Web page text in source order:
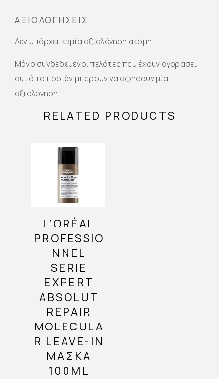
ΑΞΙΟΛΟΓΉΣΕΙΣ
Δεν υπάρχει καμία αξιολόγηση ακόμη.
Μόνο συνδεδεμένοι πελάτες που έχουν αγοράσει
αυτό το προϊόν μπορούν να αφήσουν μία
αξιολόγηση.
RELATED PRODUCTS
L’ORÉAL
PROFESSIO
NNEL
SERIE
EXPERT
ABSOLUT
REPAIR
MOLECULA
R LEAVE-IN
ΜΆΣΚΑ
100ML